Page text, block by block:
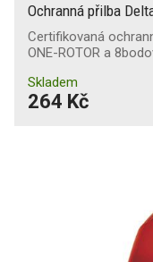
Ochranná přilba
Certifikovaná
ONE-ROTOR a
Skladem
264 Kč